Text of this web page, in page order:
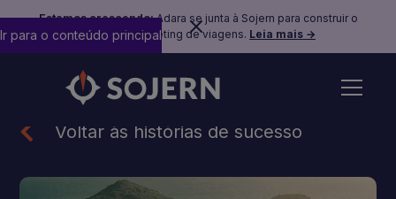
Estamos crescendo:Adara se junta à Sojern para construir o
futuro do marketing de viagens. Leia mais →
Ir para o conteúdo principal
Voltar às histórias de sucesso